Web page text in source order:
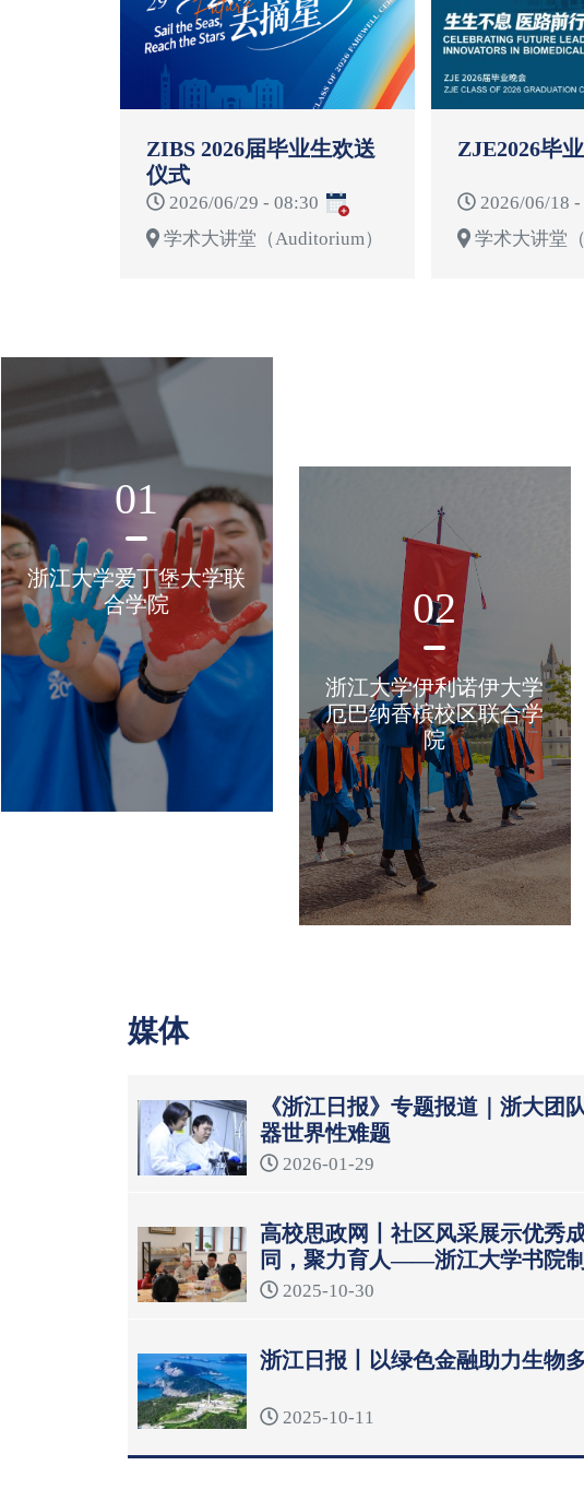
ZIBS 2026届毕业生欢送
仪式
2026/06/29 - 08:30
学术大讲堂（Auditorium）
ZJE2026毕
2026/06/18 -
学术大讲堂
01
浙江大学爱丁堡大学联
合学院
02
浙江大学伊利诺伊大学
厄巴纳香槟校区联合学
院
媒体
《浙江日报》专题报道｜浙大团
器世界性难题
2026-01-29
高校思政网丨社区风采展示优秀
同，聚力育人——浙江大学书院
模式2025-10-30
浙江日报丨以绿色金融助力生物
2025-10-11